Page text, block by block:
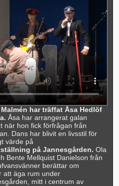
har träffat Åsa Hedlöf
Åsa har arrangerat galan
när hon fick förfrågan från
Dans har blivit en livsstil för
värde på
på Jannesgården. Ola
Bente Mellquist Danielson från
berättar om
att äga rum under
mitt i centrum av